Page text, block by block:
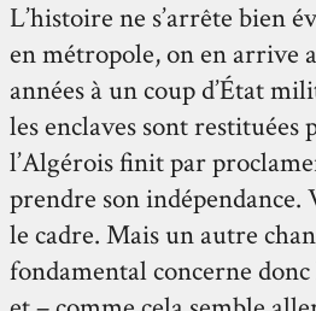
L’histoire ne s’arrête bien
en métropole, on en arrive
années à un coup d’État
les enclaves sont restituées
l’Algérois finit par
prendre son indépendance.
le cadre. Mais un autre
fondamental concerne